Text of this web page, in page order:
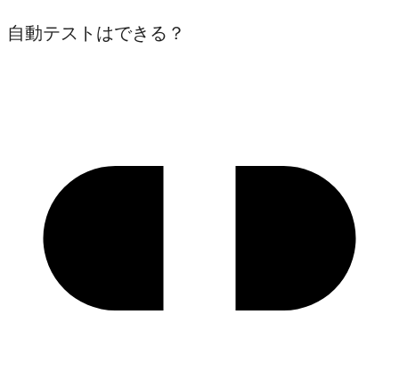
自動テストはできる？